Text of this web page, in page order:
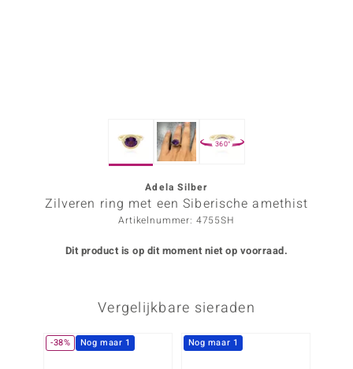
360°
Adela Silber
Zilveren ring met een Siberische amethist
Artikelnummer: 4755SH
Dit product is op dit moment niet op voorraad.
Vergelijkbare sieraden
-38% Nog maar 1 Nog maar 1